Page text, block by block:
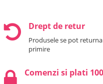
Drept de retur
Produsele se pot
primire
Comenzi si plati